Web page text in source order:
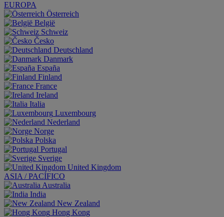
EUROPA
Österreich
België
Schweiz
Česko
Deutschland
Danmark
España
Finland
France
Ireland
Italia
Luxembourg
Nederland
Norge
Polska
Portugal
Sverige
United Kingdom
ASIA / PACÍFICO
Australia
India
New Zealand
Hong Kong